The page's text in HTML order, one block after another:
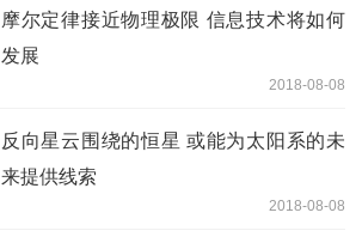
摩尔定律接近物理极限 信息技术将如何
发展
2018-08-08
反向星云围绕的恒星 或能为太阳系的未
来提供线索
2018-08-08